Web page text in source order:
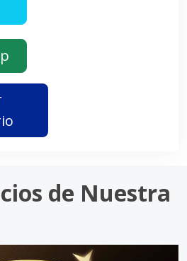
de Nuestra